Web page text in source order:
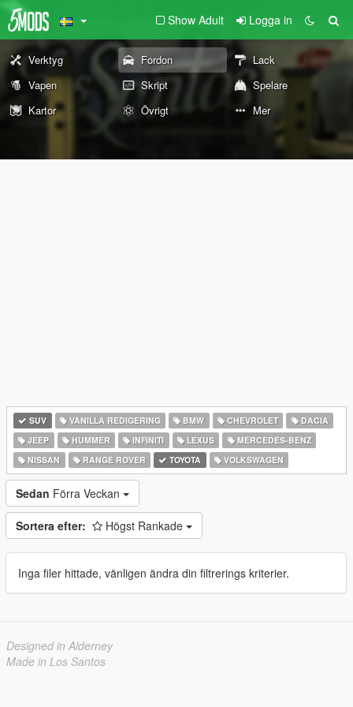
Show Adult Logga in
Verktyg Fordon
Lack
Vapen
Skript
Spelare
Kartor
Övrigt Mer
SUV VANILLA REDIGERING BMW CHEVROLET
DACIA
JEEP
HUMMER INFINITI LEXUS
MERCEDES-BENZ
NISSAN
RANGE ROVER TOYOTA VOLKSWAGEN
Sedan Förra Veckan
Sortera efter: Högst Rankade
Inga filer hittade, vänligen ändra din filtrerings kriterier.
Designed in Alderney
Made in Los Santos